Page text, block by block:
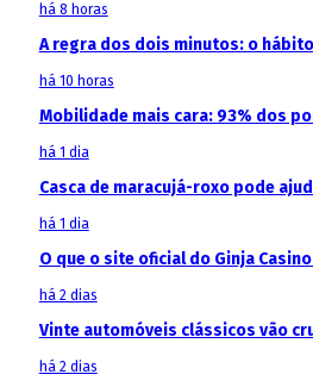
há 8 horas
A regra dos dois minutos: o
há 10 horas
Mobilidade mais cara: 93% dos
há 1 dia
Casca de maracujá-roxo pode
há 1 dia
O que o site oficial do Ginja
há 2 dias
Vinte automóveis clássicos vão
há 2 dias